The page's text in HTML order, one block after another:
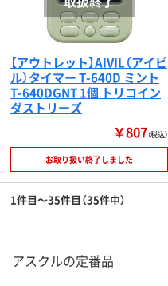
【アウトレット】AIVIL（アイビ
ル）タイマー T-640D ミント
T-640DGNT 1個 トリコイン
ダストリーズ
￥807（税込）
お取り扱い終了しました
1件目～35件目（35件中）
アスクルの定番品